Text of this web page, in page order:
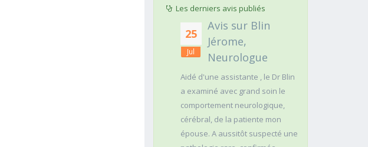
Les derniers avis publiés
25
Jul
Avis sur Blin
Jérome,
Neurologue
Aidé d'une assistante , le Dr Blin
a examiné avec grand soin le
comportement neurologique,
cérébral, de la patiente mon
épouse. A aussitôt suspecté une